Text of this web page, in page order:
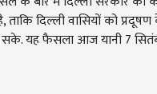
दिल्ली वासियों को
सके. यह फैसला आज यानी 7